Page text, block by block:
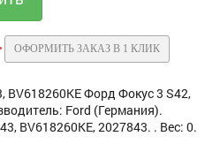
ОФОРМИТЬ ЗАКАЗ В 1 КЛИК
Форд Фокус 3 S42,
Ford (Германия).
BV618260KE, 2027843. . Вес: 0.